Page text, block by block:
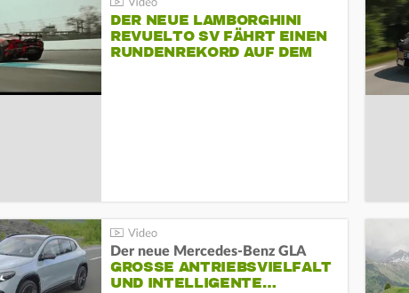
DER NEUE LAMBORGHINI
REVUELTO SV FÄHRT EINEN
RUNDENREKORD AUF DEM
Der neue Mercedes-Benz GLA
GROSSE ANTRIEBSVIELFALT U
ND INTELLIGENTE…